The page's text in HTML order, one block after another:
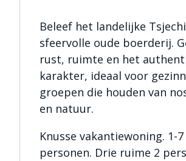
Beleef het landelijke
sfeervolle oude boerderij.
rust, ruimte en het
karakter, ideaal voor
groepen die houden van
en natuur.
Knusse vakantiewoning. 1-7
personen. Drie ruime 2